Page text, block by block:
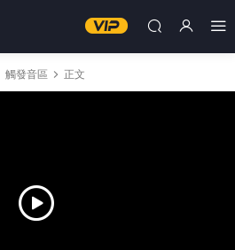
觸發音區 正文